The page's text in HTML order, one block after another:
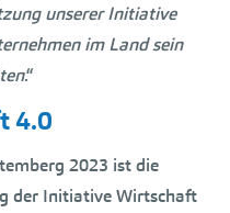
unserer Initiative
im Land sein
.“
4.0
2023 ist die
der Initiative Wirtschaft